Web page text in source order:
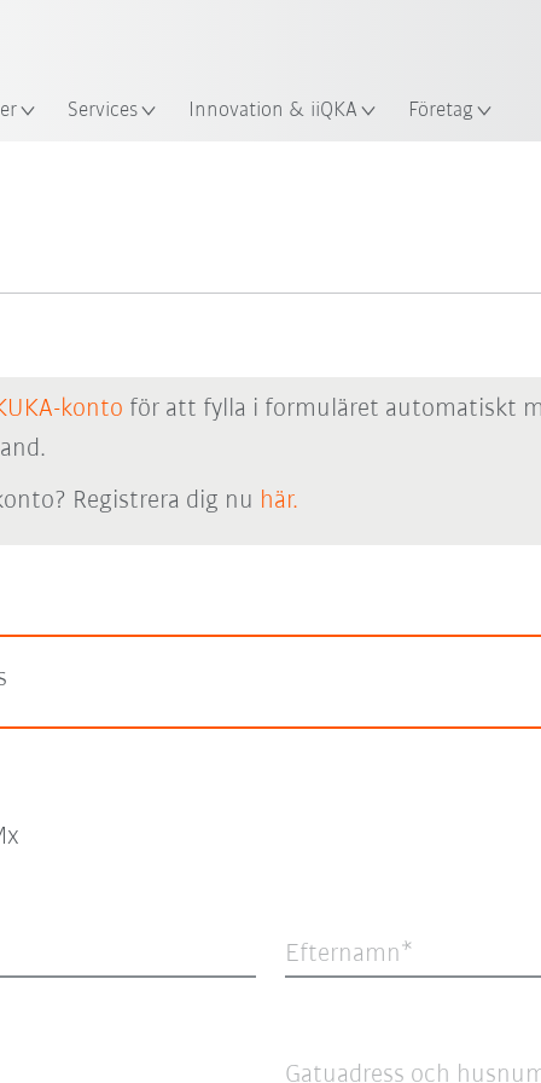
Services Innovation & iiQKA Företag
konto för att fylla i formuläret automatiskt
Registrera dig nu här.
Efternamn
Gatuadress och